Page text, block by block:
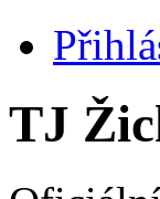
TJ